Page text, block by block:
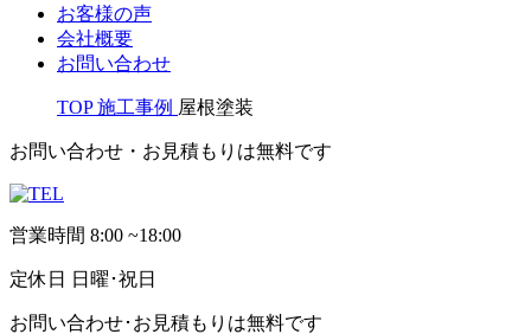
お客様の声
会社概要
お問い合わせ
TOP 施工事例 屋根塗装
お問い合わせ・お見積もりは無料です
営業時間 8:00 ~18:00
定休日 日曜･祝日
お問い合わせ･お見積もりは無料です